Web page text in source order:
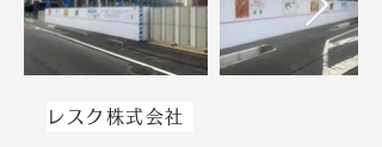
レスク株式会社